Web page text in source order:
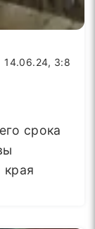
14.06.24, 3:8
срока
края